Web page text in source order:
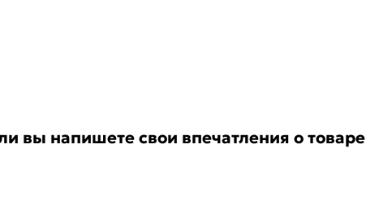
вы напишете свои впечатления о товаре